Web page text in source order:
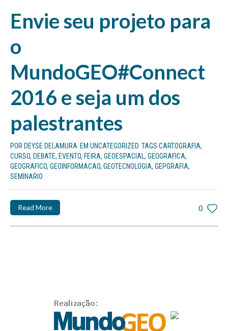
Envie seu projeto para
o
MundoGEO#Connect
2016 e seja um dos
palestrantes
POR DEYSE DELAMURA EM UNCATEGORIZED TAGS CARTOGRAFIA,
CURSO, DEBATE, EVENTO, FEIRA, GEOESPACIAL, GEOGRAFICA,
GEOGRAFICO, GEOINFORMACAO, GEOTECNOLOGIA, GEPGRAFIA,
SEMINARIO
0
Read More